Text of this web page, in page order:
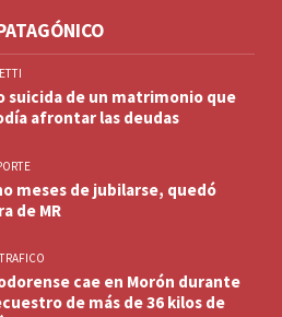
suicida de un matrimonio que
afrontar las deudas
meses de jubilarse, quedó
de MR
cae en Morón durante
de más de 36 kilos de